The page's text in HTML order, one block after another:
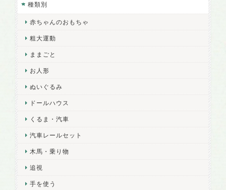
種類別
赤ちゃんのおもちゃ
粗大運動
ままごと
お人形
ぬいぐるみ
ドールハウス
くるま・汽車
汽車レールセット
木馬・乗り物
追視
手を使う